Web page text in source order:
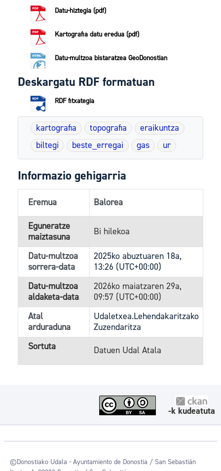
Datu-hiztegia (pdf)
Kartografia datu eredua (pdf)
Datu-multzoa bistaratzea GeoDonostian
Deskargatu RDF formatuan
RDF fitxategia
kartografia topografia
eraikuntza
biltegi
beste_erregai gas ur
Informazio gehigarria
Eremua Balorea
Eguneratze
maiztasuna
Bi hilekoa
Datu-multzoa
sorrera-data
2025ko abuztuaren 18a,
13:26 (UTC+00:00)
Datu-multzoa
aldaketa-data
2026ko maiatzaren 29a,
09:57 (UTC+00:00)
Atal
arduraduna
Udaletxea.Lehendakaritzako
Zuzendaritza
Sortuta
Datuen Udal Atala
-k kudeatuta
©Donostiako Udala - Ayuntamiento de Donostia / San Sebastián